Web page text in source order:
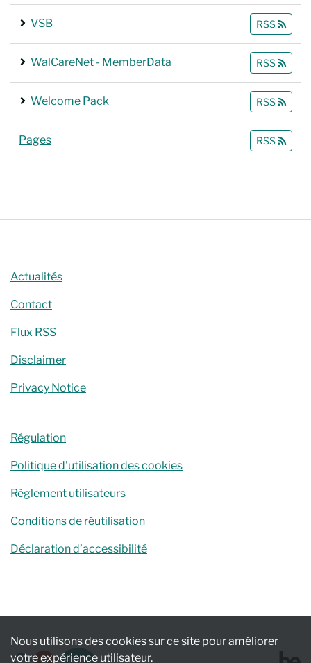
VSB RSS
WalCareNet - MemberData RSS
Welcome Pack RSS
Pages RSS
Actualités
Contact
Flux RSS
Disclaimer
Privacy Notice
Régulation
Politique d'utilisation des cookies
Règlement utilisateurs
Conditions de réutilisation
Déclaration d’accessibilité
Nous utilisons des cookies sur ce site pour améliorer
votre expérience utilisateur.